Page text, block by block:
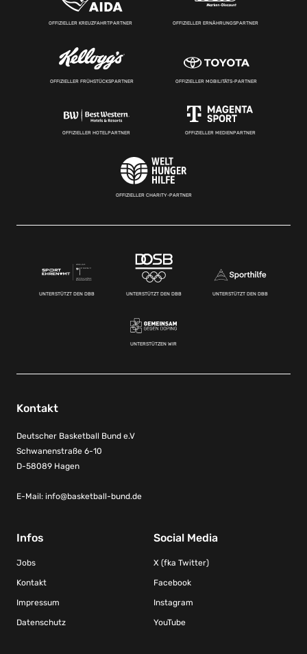
OFFIZIELLER KREUZFAHRTPARTNER OFFIZIELLER ERNÄHRUNGSPARTNER
OFFIZIELLER FRÜHSTÜCKSPARTNER OFFIZIELLER MOBILITÄTS-PARTNER
OFFIZIELLER HOTELPARTNER OFFIZIELLER MEDIENPARTNER
OFFIZIELLER CHARITY-PARTNER
UNTERSTÜTZT DEN DBB UNTERSTÜTZT DEN DBB UNTERSTÜTZT DEN DBB
UNTERSTÜTZEN WIR
Kontakt
Deutscher Basketball Bund e.V
Schwanenstraße 6-10
D-58089 Hagen
E-Mail: info@basketball-bund.de
Infos
Jobs
Kontakt
Impressum
Datenschutz
Social Media
X (fka Twitter)
Facebook
Instagram
YouTube